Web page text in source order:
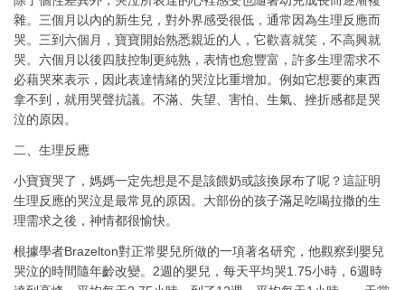
雜。三個月以內的新生兒，對外界感受很低，通常因為生理反應而
哭。三到六個月，寶寶開始熟悉親近的人，它歡喜就笑，不高興就
哭。六個月以後四肢控制更純熟，表情也愈豐富，許多生理需求不
必藉哭來表示，因此表達情緒的哭泣比重增加。例如它想要的東西
拿不到，就用哭聲抗議。不滿、失望、害怕、生氣、挫折感都是哭
泣的原因。
二、生理反應
小寶寶哭了，媽媽一定先想是不是該餵奶或該換尿布了呢？這証明
生理反應的哭泣是最常見的原因。大部份的孩子滿足吃喝拉撒的生
理需求之後，神情都很愉快。
根據學者Brazelton對正常嬰兒所做的一項著名研究，他觀察到嬰兒
哭泣的時間隨年齡改變。2週的嬰兒，每天平均哭1.75小時，6週時